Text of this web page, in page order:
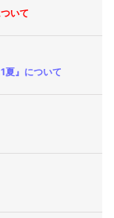
いて
夏』について